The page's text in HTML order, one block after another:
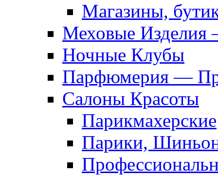
Магазины,
Меховые Изделия
Ночные Клубы
Парфюмерия —
Салоны Красоты
Парикмахерские
Парики,